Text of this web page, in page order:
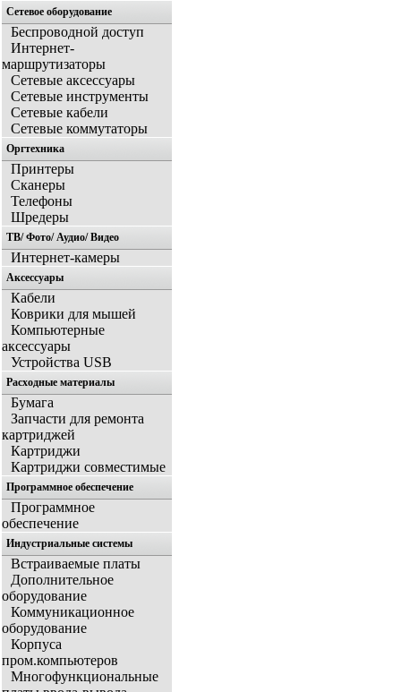
Сетевое оборудование
Беспроводной доступ
Интернет-
маршрутизаторы
Сетевые аксессуары
Сетевые инструменты
Сетевые кабели
Сетевые коммутаторы
Оргтехника
Принтеры
Сканеры
Телефоны
Шредеры
ТВ/ Фото/ Аудио/ Видео
Интернет-камеры
Аксессуары
Кабели
Коврики для мышей
Компьютерные
аксессуары
Устройства USB
Расходные материалы
Бумага
Запчасти для ремонта
картриджей
Картриджи
Картриджи совместимые
Программное обеспечение
Программное
обеспечение
Индустриальные системы
Встраиваемые платы
Дополнительное
оборудование
Коммуникационное
оборудование
Корпуса
пром.компьютеров
Многофункциональные